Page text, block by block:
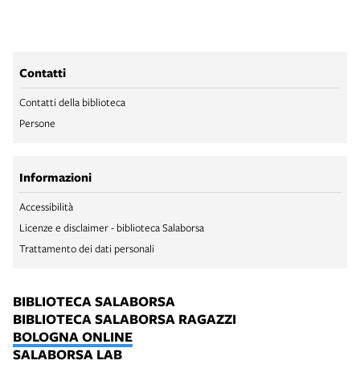
Contatti
Contatti della biblioteca
Persone
Informazioni
Accessibilità
Licenze e disclaimer - biblioteca Salaborsa
Trattamento dei dati personali
BIBLIOTECA SALABORSA
BIBLIOTECA SALABORSA RAGAZZI
BOLOGNA ONLINE
SALABORSA LAB